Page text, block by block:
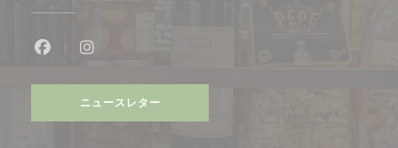
Facebook ((新しいウィンドウで開きます))
ニュースレター